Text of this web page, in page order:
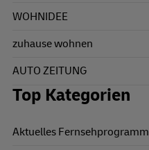
WOHNIDEE
zuhause wohnen
AUTO ZEITUNG
Top Kategorien
Aktuelles Fernsehprogramm